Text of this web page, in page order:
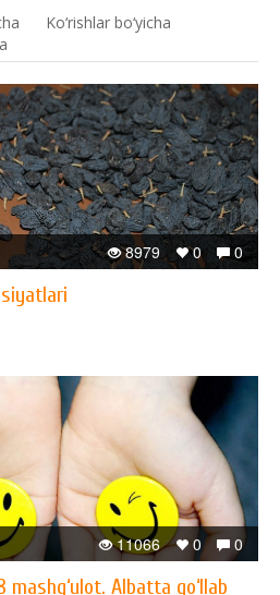
Ko‘rishlar bo‘yicha
0
0
8979
0
0
11066
Albatta qo‘llab